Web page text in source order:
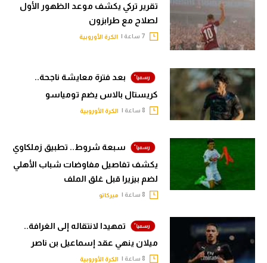
تقرير تركي يكشف موعد الظهور الأول
لصلاح مع طرابزون
الكرة الأوروبية
بعد فترة معايشة ناجحة..
كريستال بالاس يضم تومياسو
الكرة الأوروبية
سبعة شروط.. تطبيق زملكاوي
يكشف تفاصيل مفاوضات شباب الأهلي
لضم بيزيرا قبل غلق الملف
ميركاتو
تمهيدا لانتقاله إلى الغرافة..
ميلان ينهي عقد إسماعيل بن ناصر
الكرة الأوروبية